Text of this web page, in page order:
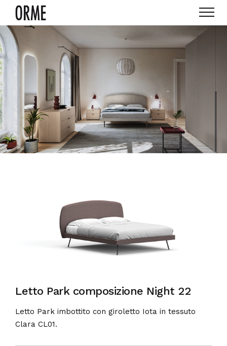
Letto Park composizione Night 22
Letto Park imbottito con giroletto Iota in tessuto
Clara CL01.